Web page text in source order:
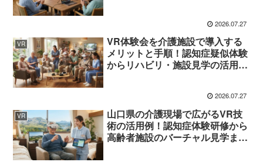
2026.07.27
VR
VR体験会を介護施設で導入する
メリットと手順！認知症疑似体験
からリハビリ・施設見学の活用法
2026.07.27
VR
山口県の介護現場で広がるVR技
術の活用例！認知症体験研修から
高齢者施設のバーチャル見学まで